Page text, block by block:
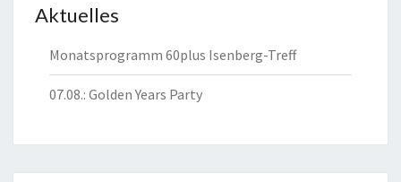
Aktuelles
Monatsprogramm 60plus Isenberg-Treff
07.08.: Golden Years Party